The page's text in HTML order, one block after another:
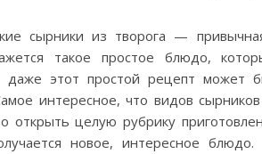
сырники из творога —
такое простое блюдо,
даже этот простой рецепт может
интересное, что видов
открыть целую рубрику
новое, интересное